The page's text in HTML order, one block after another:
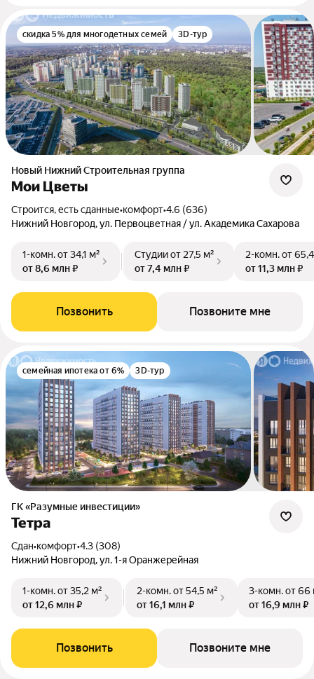
скидка 5% для многодетных семей 3D-тур
Новый Нижний Строительная группа
Мои Цветы
Строится, есть сданные•комфорт•4.6 (636)
Нижний Новгород, ул. Первоцветная / ул. Академика Сахарова
1-комн.от 34,1 м²
от 8,6 млн ₽
Студииот 27,5 м²
от 7,4 млн ₽
2-комн.от
от 11,3 млн ₽
Позвонить Позвоните мне
семейная ипотека от 6% 3D-тур
ГК «Разумные инвестиции»
Тетра
Сдан•комфорт•4.3 (308)
Нижний Новгород, ул. 1-я Оранжерейная
1-комн.от 35,2 м²
от 12,6 млн ₽
2-комн.от 54,5 м²
от 16,1 млн ₽
3-комн.от 66
от 16,9 млн ₽
Позвонить Позвоните мне